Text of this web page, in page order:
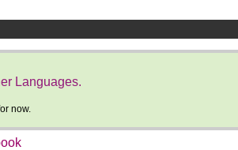
Languages.
now.